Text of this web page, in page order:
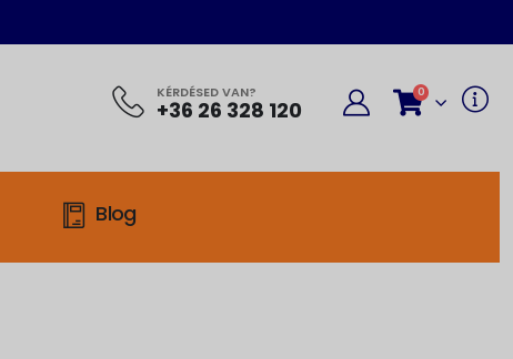
KÉRDÉSED VAN?
+36 26 328 120
0
Blog